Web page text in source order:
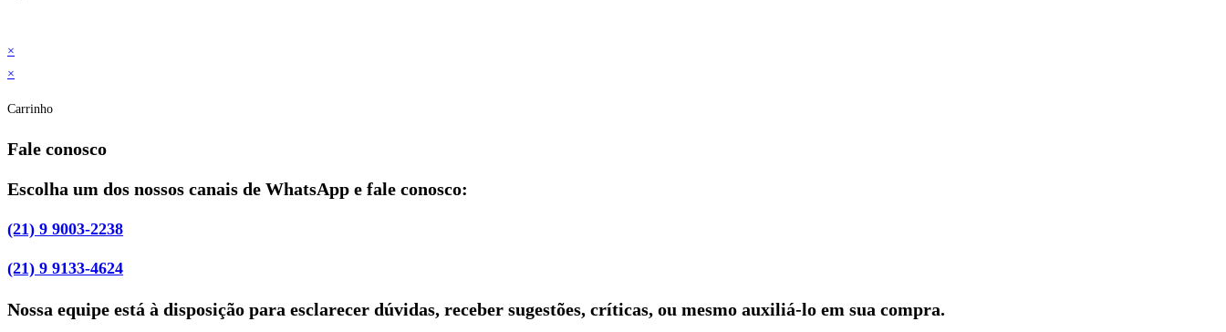
×
×
Carrinho
Fale conosco
Escolha um dos nossos canais de WhatsApp e fale conosco:
(21) 9 9003-2238
(21) 9 9133-4624
Nossa equipe está à disposição para esclarecer dúvidas, receber sugestões, críticas, ou mesmo auxiliá-lo em sua compra.